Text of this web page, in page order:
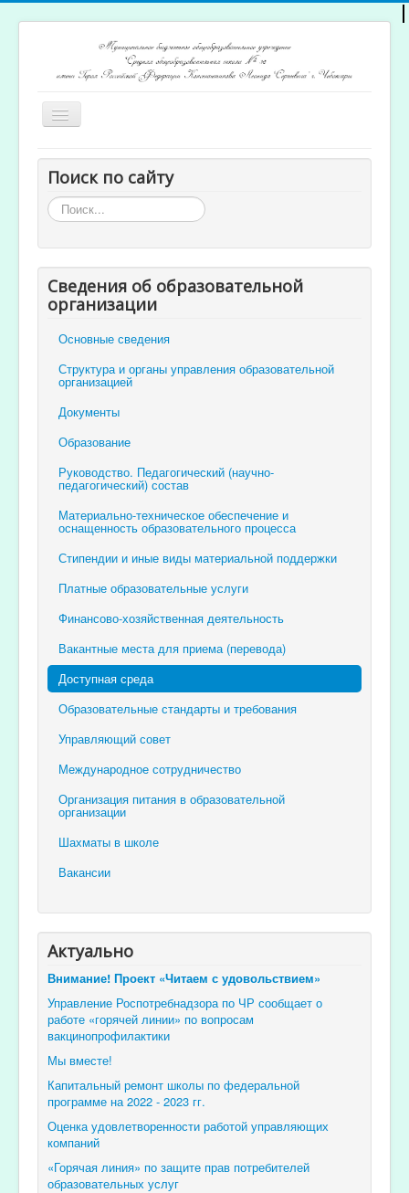
Включить/
выключить
Главная
Открытость и доступность образования
Ученикам и родителям
Учителям
Электронный журнал
Поиск по сайту
Искать...
Сведения об образовательной
организации
Основные сведения
Структура и органы управления образовательной
организацией
Документы
Образование
Руководство. Педагогический (научно-
педагогический) состав
Материально-техническое обеспечение и
оснащенность образовательного процесса
Стипендии и иные виды материальной поддержки
Платные образовательные услуги
Финансово-хозяйственная деятельность
Вакантные места для приема (перевода)
Доступная среда
Образовательные стандарты и требования
Управляющий совет
Международное сотрудничество
Организация питания в образовательной
организации
Шахматы в школе
Вакансии
Актуально
Внимание! Проект «Читаем с удовольствием»
Управление Роспотребнадзора по ЧР сообщает о
работе «горячей линии» по вопросам
вакцинопрофилактики
Мы вместе!
Капитальный ремонт школы по федеральной
программе на 2022 - 2023 гг.
Оценка удовлетворенности работой управляющих
компаний
«Горячая линия» по защите прав потребителей
образовательных услуг